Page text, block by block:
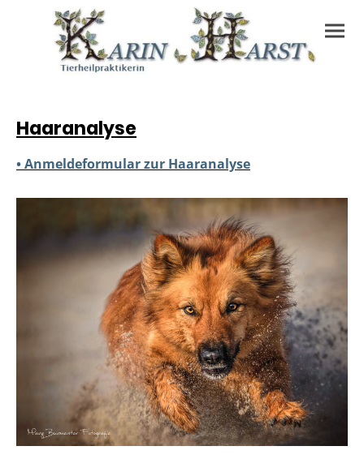
Haaranalyse
• Anmeldeformular zur Haaranalyse